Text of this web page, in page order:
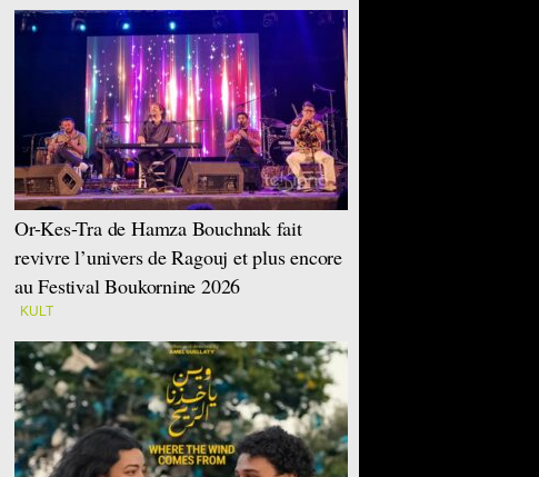
Or-Kes-Tra de Hamza Bouchnak fait
revivre l’univers de Ragouj et plus encore
au Festival Boukornine 2026
KULT